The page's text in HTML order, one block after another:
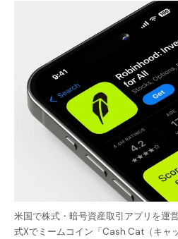
米国で株式・暗号資産取引アプリを運
式Xでミームコイン「Cash Cat（キャ